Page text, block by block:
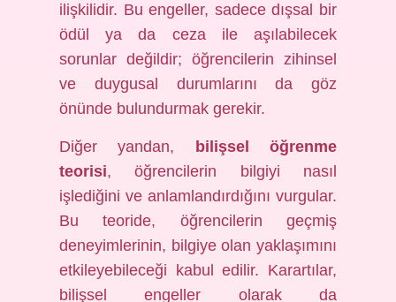
ilişkilidir. Bu engeller, sadece dışsal bir
ödül ya da ceza ile aşılabilecek
sorunlar değildir; öğrencilerin zihinsel
ve duygusal durumlarını da göz
önünde bulundurmak gerekir.
Diğer yandan,
bilişsel öğrenme
teorisi, öğrencilerin bilgiyi nasıl
işlediğini ve anlamlandırdığını vurgular.
Bu teoride, öğrencilerin geçmiş
deneyimlerinin, bilgiye olan yaklaşımını
etkileyebileceği kabul edilir. Karartılar,
bilişsel engeller olarak da